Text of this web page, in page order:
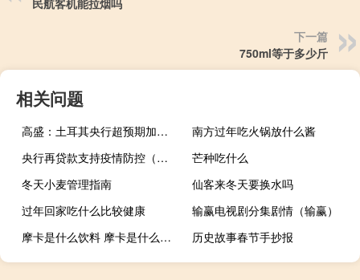
民航客机能拉烟吗
下一篇
750ml等于多少斤
相关问题
高盛：土耳其央行超预期加息是将实际利率调高至正区间的“更有力一步”这会令土耳其里拉更具吸引力
南方过年吃火锅放什么酱
央行再贷款支持疫情防控（央行再贷款）
芒种吃什么
冬天小麦管理指南
仙客来冬天要换水吗
过年回家吃什么比较健康
输赢电视剧分集剧情（输赢）
摩卡是什么饮料 摩卡是什么意思
历史故事春节手抄报